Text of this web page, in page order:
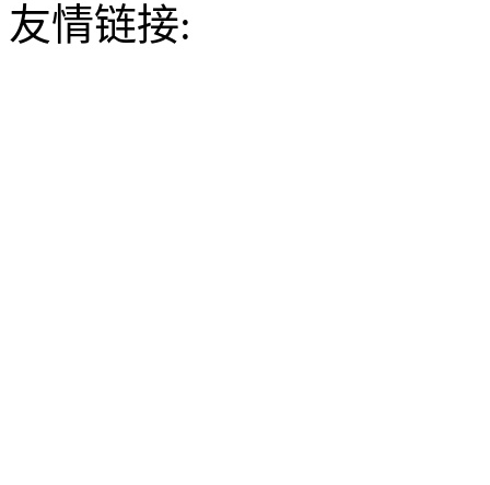
友情链接: